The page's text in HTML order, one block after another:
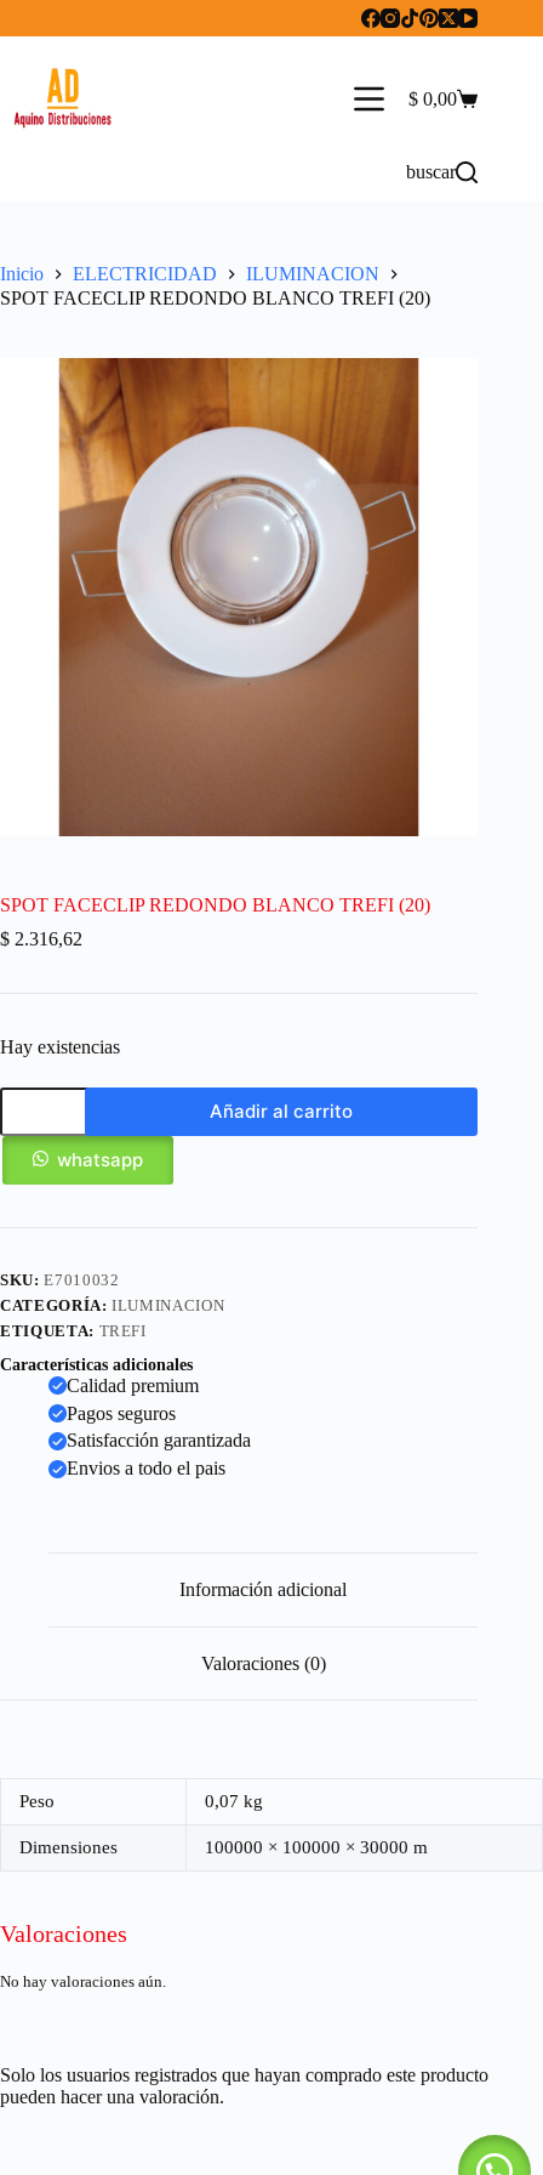
Carro
$ 0,00
buscar
Inicio ELECTRICIDAD
ILUMINACION
SPOT FACECLIP REDONDO BLANCO TREFI (20)
SPOT FACECLIP REDONDO BLANCO TREFI (20)
$ 2.316,62
Hay existencias
Añadir al carrito
whatsapp
SKU:E7010032
CATEGORÍA:ILUMINACION
ETIQUETA: TREFI
Características adicionales
Calidad premium
Pagos seguros
Satisfacción garantizada
Envios a todo el pais
Información adicional
Valoraciones (0)
Peso 0,07 kg
Dimensiones 100000 × 100000 × 30000 m
Valoraciones
No hay valoraciones aún.
Solo los usuarios registrados que hayan comprado este producto
pueden hacer una valoración.